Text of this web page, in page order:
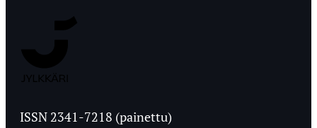
Ylioppilaslehti
ISSN 2341-7218 (painettu)